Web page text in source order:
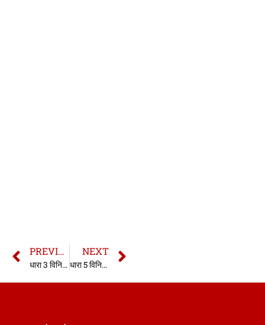
PREVIOUS
धारा 3 विनिर्दिष्ट अनुतोष अधिनियम | Section 3 SRA In hindi | Section 3 Specific Relief Act
NEXT
धारा 5 विनिर्दिष्ट अनुतोष अधिनियम | Section 5 SRA In hindi | Section 5 Specific Relief Act